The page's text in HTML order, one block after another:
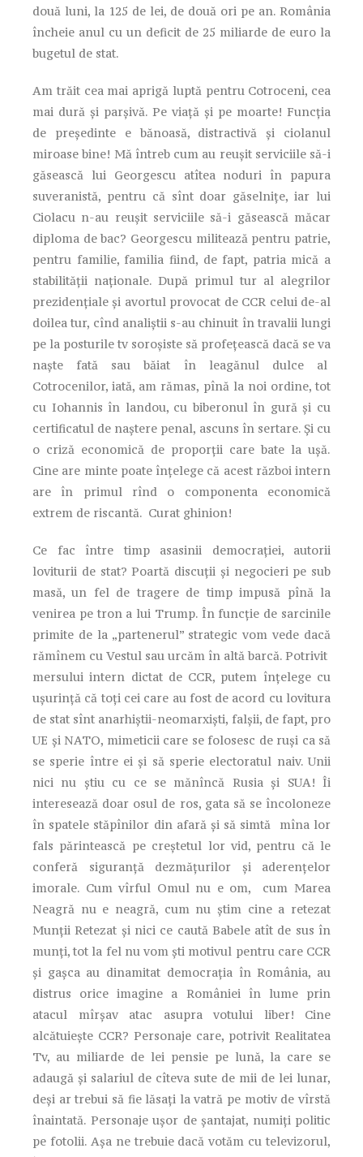
două luni, la 125 de lei, de două ori pe an. România
încheie anul cu un deficit de 25 miliarde de euro la
bugetul de stat.
Am trăit cea mai aprigă luptă pentru Cotroceni, cea
mai dură şi parşivă. Pe viaţă şi pe moarte! Funcţia
de preşedinte e bănoasă, distractivă şi ciolanul
miroase bine! Mă întreb cum au reuşit serviciile să-i
găsească lui Georgescu atîtea noduri în papura
suveranistă, pentru că sînt doar găselniţe, iar lui
Ciolacu n-au reuşit serviciile să-i găsească măcar
diploma de bac? Georgescu militează pentru patrie,
pentru familie, familia fiind, de fapt, patria mică a
stabilităţii naţionale. După primul tur al alegrilor
prezidenţiale şi avortul provocat de CCR celui de-al
doilea tur, cînd analiştii s-au chinuit în travalii lungi
pe la posturile tv soroşiste să profeţească dacă se va
naşte fată sau băiat în leagănul dulce al
Cotrocenilor, iată, am rămas, pînă la noi ordine, tot
cu Iohannis în landou, cu biberonul în gură şi cu
certificatul de naştere penal, ascuns în sertare. Şi cu
o criză economică de proporţii care bate la uşă.
Cine are minte poate înţelege că acest război intern
are în primul rînd o componenta economică
extrem de riscantă. Curat ghinion!
Ce fac între timp asasinii democraţiei, autorii
loviturii de stat? Poartă discuţii şi negocieri pe sub
masă, un fel de tragere de timp impusă pînă la
venirea pe tron a lui Trump. În funcţie de sarcinile
primite de la „partenerul” strategic vom vede dacă
rămînem cu Vestul sau urcăm în altă barcă. Potrivit
mersului intern dictat de CCR, putem înţelege cu
uşurinţă că toţi cei care au fost de acord cu lovitura
de stat sînt anarhiştii-neomarxişti, falşii, de fapt, pro
UE şi NATO, mimeticii care se folosesc de ruşi ca să
se sperie între ei şi să sperie electoratul naiv. Unii
nici nu ştiu cu ce se mănîncă Rusia şi SUA! Îi
interesează doar osul de ros, gata să se încoloneze
în spatele stăpînilor din afară şi să simtă mîna lor
fals părintească pe creştetul lor vid, pentru că le
conferă siguranţă dezmăţurilor şi aderenţelor
imorale. Cum vîrful Omul nu e om, cum Marea
Neagră nu e neagră, cum nu ştim cine a retezat
Munţii Retezat şi nici ce caută Babele atît de sus în
munţi, tot la fel nu vom şti motivul pentru care CCR
şi gaşca au dinamitat democraţia în România, au
distrus orice imagine a României în lume prin
atacul mîrşav atac asupra votului liber! Cine
alcătuieşte CCR? Personaje care, potrivit Realitatea
Tv, au miliarde de lei pensie pe lună, la care se
adaugă şi salariul de cîteva sute de mii de lei lunar,
deşi ar trebui să fie lăsaţi la vatră pe motiv de vîrstă
înaintată. Personaje uşor de şantajat, numiţi politic
pe fotolii. Aşa ne trebuie dacă votăm cu televizorul,